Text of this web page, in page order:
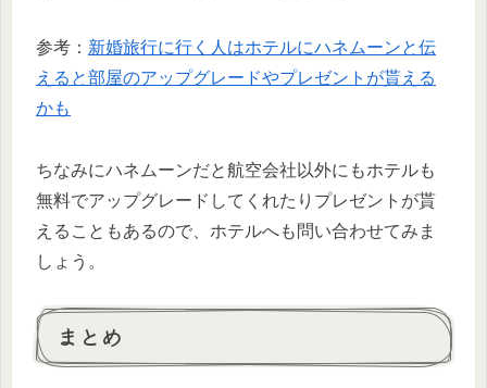
参考： 新婚旅行に行く人はホテルにハネムーンと伝
えると部屋のアップグレードやプレゼントが貰える
かも
ちなみにハネムーンだと航空会社以外にもホテルも
無料でアップグレードしてくれたりプレゼントが貰
えることもあるので、ホテルへも問い合わせてみま
しょう。
まとめ